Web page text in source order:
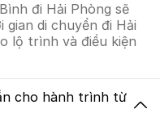
đi Hải Phòng sẽ
gian di chuyển đi Hải
lộ trình và điều kiện
cho hành trình từ